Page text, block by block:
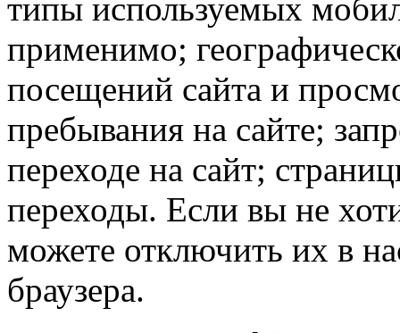
типы используемых
применимо;
посещений сайта и
пребывания на сайте;
переходе на сайт;
переходы. Если вы не
можете отключить их в
браузера.